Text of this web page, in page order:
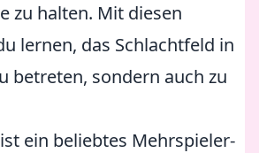
zu halten. Mit diesen
lernen, das Schlachtfeld in
betreten, sondern auch zu
ein beliebtes Mehrspieler-